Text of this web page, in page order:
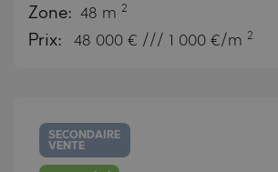
Zone: 48 m 2
Prix: 48 000 € /// 1 000 €/m 2
SECONDAIRE
VENTE